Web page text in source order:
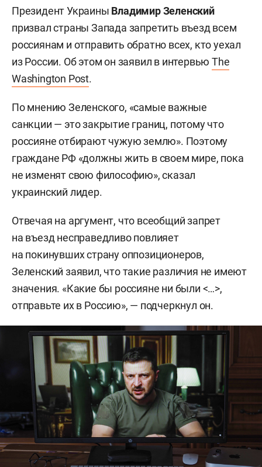
Президент Украины Владимир Зеленский
призвал страны Запада запретить въезд всем
россиянам и отправить обратно всех, кто уехал
из России. Об этом он заявил в интервью The
Washington Post.
По мнению Зеленского, «самые важные
санкции — это закрытие границ, потому что
россияне отбирают чужую землю». Поэтому
граждане РФ «должны жить в своем мире, пока
не изменят свою философию», сказал
украинский лидер.
Отвечая на аргумент, что всеобщий запрет
на въезд несправедливо повлияет
на покинувших страну оппозиционеров,
Зеленский заявил, что такие различия не имеют
значения. «Какие бы россияне ни были <…>,
отправьте их в Россию», — подчеркнул он.